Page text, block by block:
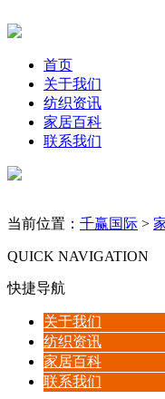
首页
关于我们
纺织资讯
家居百科
联系我们
当前位置： 千赢国际 >
QUICK NAVIGATION
快捷导航
关于我们
纺织资讯
家居百科
联系我们